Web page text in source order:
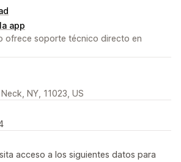
app
ofrece soporte técnico directo en
NY, 11023, US
acceso a los siguientes datos para